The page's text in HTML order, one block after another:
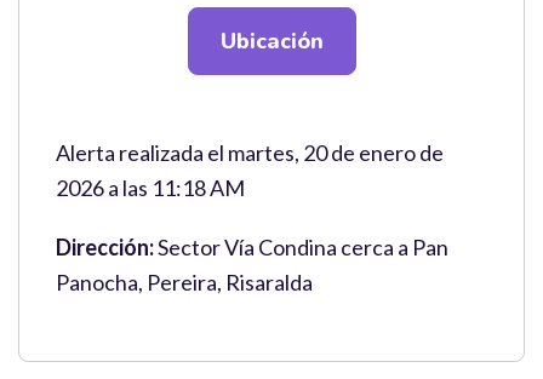
Ubicación
Alerta realizada el martes, 20 de enero de
2026 a las 11:18 AM
Dirección:Sector Vía Condina cerca a Pan
Panocha, Pereira, Risaralda